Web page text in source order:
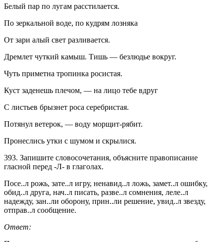
Белый пар по лугам расстилается.
По зеркальной воде, по кудрям лозняка
От зари алый свет разливается.
Дремлет чуткий камыш. Тишь — безлюдье вокруг.
Чуть приметна тропинка росистая.
Куст заденешь плечом, — на лицо тебе вдруг
С листьев брызнет роса серебристая.
Потянул ветерок, — воду морщит-рябит.
Пронеслись утки с шумом и скрылися.
393. Запишите словосочетания, объясните правописание
гласной перед -Л- в глаголах.
Посе..л рожь, зате..л игру, ненавид..л ложь, замет..л ошибку,
обид..л друга, нач..л писать, разве..л сомнения, леле..л
надежду, зан..ли оборону, прин..ли решение, увид..л звезду,
отправ..л сообщение.
Ответ: